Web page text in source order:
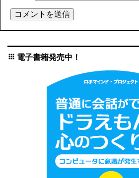
apps 電子書籍発売中！